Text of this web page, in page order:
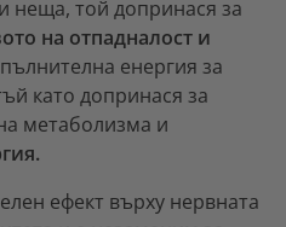
неща, той допринася за
на отпадналост и
енергия за
като допринася за
метаболизма и
ефект върху нервната